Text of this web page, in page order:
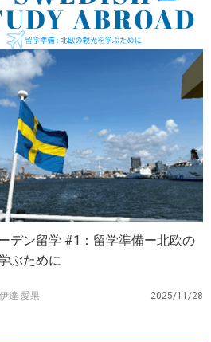
デン留学 #1：留学準備ー北欧の
ぶために
伊達 愛果 2025/11/28